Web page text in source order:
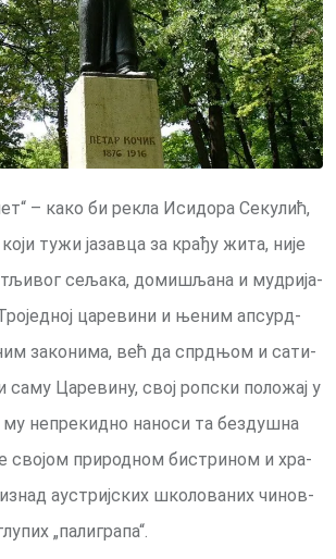
– ка­ко би ре­кла Иси­до­ра Се­ку­лић,
ту­жи ја­зав­ца за кра­ђу жи­та, ни­је
се­ља­ка, до­ми­шља­на и му­дри­ја­
ца­ре­ви­ни и ње­ним ап­сурд­
за­ко­ни­ма, већ да спрд­њом и са­ти­
Ца­ре­ви­ну, свој роп­ски по­ло­жај у
му не­пре­кид­но на­но­си та без­ду­шна
сво­јом при­род­ном би­стри­ном и хра­
аустриј­ских шко­ло­ва­них чи­нов­
„па­ли­гра­па“.